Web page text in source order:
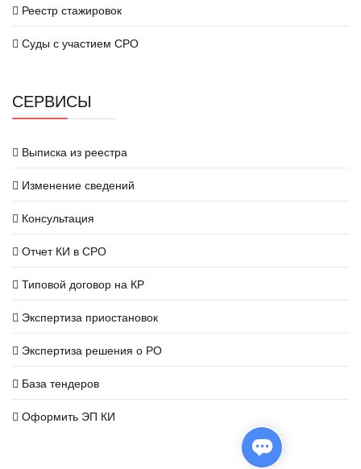
Реестр стажировок
Суды с участием СРО
СЕРВИСЫ
Выписка из реестра
Изменение сведений
Консультация
Отчет КИ в СРО
Типовой договор на КР
Экспертиза приостановок
Экспертиза решения о РО
База тендеров
Оформить ЭП КИ